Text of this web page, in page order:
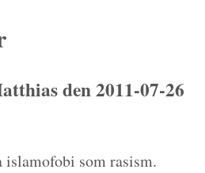
den 2011-07-26
islamofobi som rasism.